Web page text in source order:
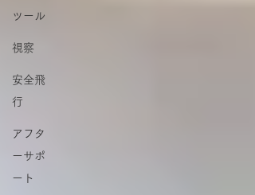
ツール
視察
安全飛
行
アフタ
ーサポ
ート